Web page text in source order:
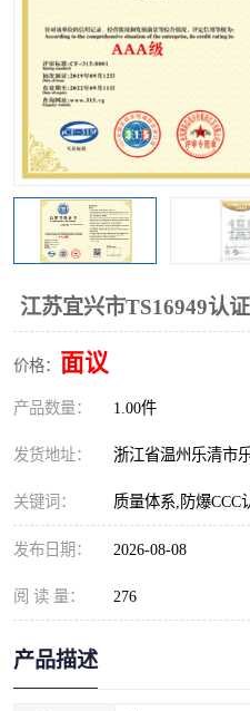
江苏宜兴市TS16949认
价格： 面议
产品数量： 1.00件
发货地址： 浙江省温州乐清市
关键词： 质量体系,防爆CCC
发布日期： 2026-08-08
阅 读 量： 276
产品描述